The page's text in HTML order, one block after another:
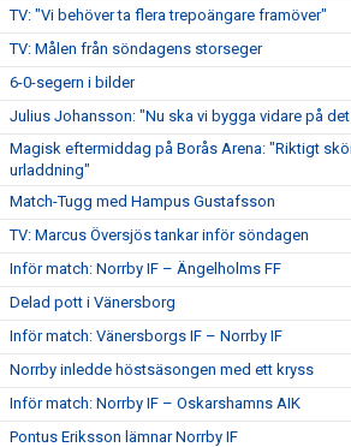
TV: "Vi behöver ta flera trepoängare framöver"
TV: Målen från söndagens storseger
6-0-segern i bilder
Julius Johansson: "Nu ska vi bygga vidare på det
Magisk eftermiddag på Borås Arena: "Riktigt
urladdning"
Match-Tugg med Hampus Gustafsson
TV: Marcus Översjös tankar inför söndagen
Inför match: Norrby IF – Ängelholms FF
Delad pott i Vänersborg
Inför match: Vänersborgs IF – Norrby IF
Norrby inledde höstsäsongen med ett kryss
Inför match: Norrby IF – Oskarshamns AIK
Pontus Eriksson lämnar Norrby IF